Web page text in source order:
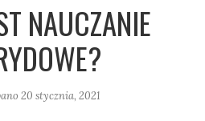
NAUCZANIE
20 stycznia, 2021